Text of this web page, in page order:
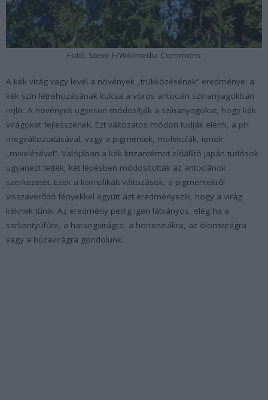
Fotó: Steve F/Wikimedia Commons
A kék virág vagy levél a növények „trükközésének” eredménye: a
kék szín létrehozásának kulcsa a vörös antocián színanyagokban
rejlik. A növények ügyesen módosítják a színanyagokat, hogy kék
virágokat fejlesszenek. Ezt változatos módon tudják elérni, a pH
megváltoztatásával, vagy a pigmentek, molekulák, ionok
„mixelésével”. Valójában a kék krizantémot előállító japán tudósok
ugyanezt tették, két lépésben módosították az antociánok
szerkezetét. Ezek a komplikált változások, a pigmentekről
visszaverődő fényekkel együtt azt eredményezik, hogy a virág
kéknek tűnik. Az eredmény pedig igen látványos, elég ha a
sarkantyúfűre, a harangvirágra, a hortenziákra, az ólomvirágra
vagy a búzavirágra gondolunk.